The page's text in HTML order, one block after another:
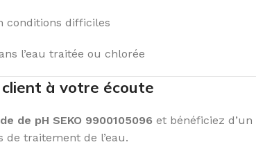
conditions difficiles
l’eau traitée ou chlorée
à votre écoute
de pH SEKO 9900105096 et bénéficiez d’un
traitement de l’eau.